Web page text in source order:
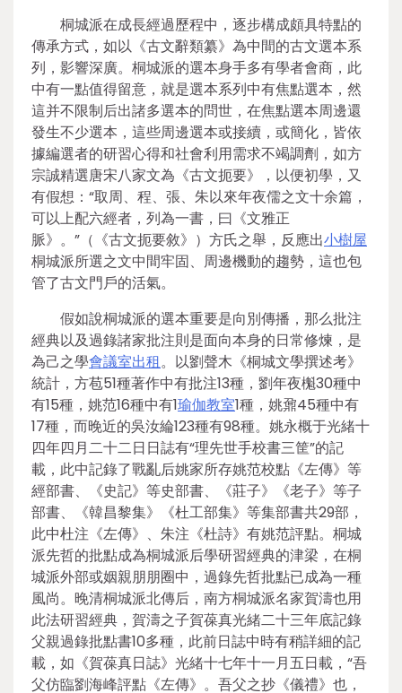
桐城派在成長經過歷程中，逐步構成頗具特點的
傳承方式，如以《古文辭類纂》為中間的古文選本系
列，影響深廣。桐城派的選本身手多有學者會商，此
中有一點值得留意，就是選本系列中有焦點選本，然
這并不限制后出諸多選本的問世，在焦點選本周邊還
發生不少選本，這些周邊選本或接續，或簡化，皆依
據編選者的研習心得和社會利用需求不竭調劑，如方
宗誠精選唐宋八家文為《古文扼要》，以便初學，又
有假想：“取周、程、張、朱以來年夜儒之文十余篇，
可以上配六經者，列為一書，曰《文雅正
脈》。”（《古文扼要敘》）方氏之舉，反應出小樹屋
桐城派所選之文中間牢固、周邊機動的趨勢，這也包
管了古文門戶的活氣。
假如說桐城派的選本重要是向別傳播，那么批注
經典以及過錄諸家批注則是面向本身的日常修煉，是
為己之學會議室出租。以劉聲木《桐城文學撰述考》
統計，方苞51種著作中有批注13種，劉年夜櫆30種中
有15種，姚范16種中有1瑜伽教室1種，姚鼐45種中有
17種，而晚近的吳汝綸123種有98種。姚永概于光緒十
四年四月二十二日日誌有“理先世手校書三筐”的記
載，此中記錄了戰亂后姚家所存姚范校點《左傳》等
經部書、《史記》等史部書、《莊子》《老子》等子
部書、《韓昌黎集》《杜工部集》等集部書共29部，
此中杜注《左傳》、朱注《杜詩》有姚范評點。桐城
派先哲的批點成為桐城派后學研習經典的津梁，在桐
城派外部或姻親朋朋圈中，過錄先哲批點已成為一種
風尚。晚清桐城派北傳后，南方桐城派名家賀濤也用
此法研習經典，賀濤之子賀葆真光緒二十三年底記錄
父親過錄批點書10多種，此前日誌中時有稍詳細的記
載，如《賀葆真日誌》光緒十七年十一月五日載，“吾
父仿臨劉海峰評點《左傳》。吾父之抄《儀禮》也，